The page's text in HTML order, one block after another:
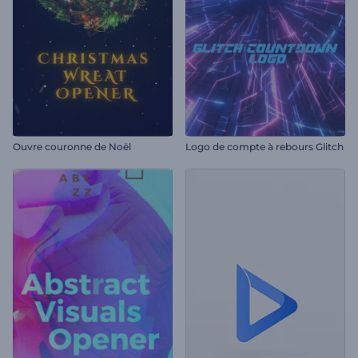
Ouvre couronne de Noël Logo de compte à rebours Glitch